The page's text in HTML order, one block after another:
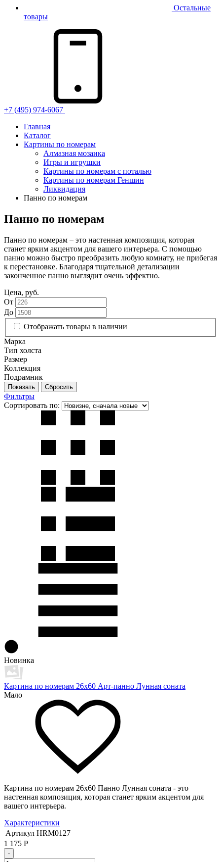
Остальные
товары
+7 (495) 974-6067
Главная
Каталог
Картины по номерам
Алмазная мозаика
Игры и игрушки
Картины по номерам с поталью
Картины по номерам Геншин
Ликвидация
Панно по номерам
Панно по номерам
Панно по номерам – это настенная композиция, которая
станет ярким акцентом для вашего интерьера. С помощью
панно можно быстро преобразить любую комнату, не прибегая
к перестановке. Благодаря тщательной детализации
законченное панно выглядит очень эффектно.
Цена, руб.
От
До
Отображать товары в наличии
Марка
Тип холста
Размер
Коллекция
Подрамник
Фильтры
Сортировать по:
Новинка
Картина по номерам 26х60 Арт-панно Лунная соната
Мало
Картина по номерам 26х60 Панно Лунная соната - это
настенная композиция, которая станет ярким акцентом для
вашего интерьера.
Характеристики
Артикул HRM0127
1 175 Р
-